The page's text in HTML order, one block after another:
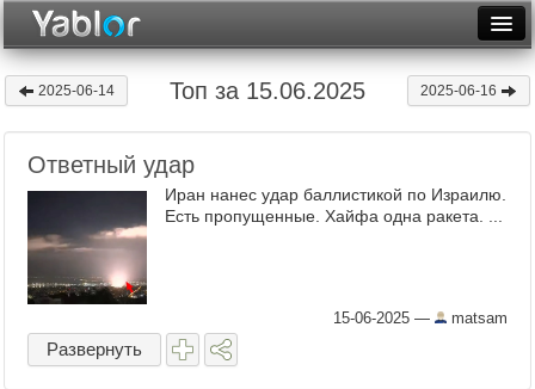
Рейтинги
Видеотоп
2025-06-14 Топ за 15.06.2025 2025-06-16
Ответный удар
Иран нанес удар баллистикой по Израилю.
Есть пропущенные. Хайфа одна ракета. ...
15-06-2025 — matsam
Развернуть